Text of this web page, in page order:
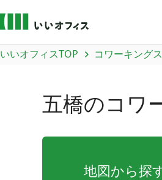
いいオフィスTOP コワーキング
五橋のコワ
地図から探